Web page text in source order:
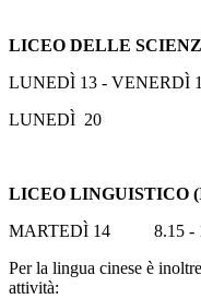
LICEO DELLE
LUNEDÌ 13 - VENERDÌ
LUNEDÌ 20
LICEO LINGUISTICO
MARTEDÌ 14 8.15 -
Per la lingua cinese è
attività: